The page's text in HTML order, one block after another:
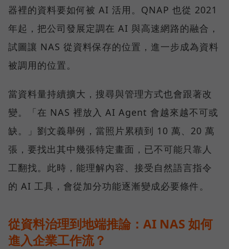
器裡的資料要如何被 AI 活用。QNAP 也從 2021
年起，把公司發展定調在 AI 與高速網路的融合，
試圖讓 NAS 從資料保存的位置，進一步成為資料
被調用的位置。
當資料量持續擴大，搜尋與管理方式也會跟著改
變。「在 NAS 裡放入 AI Agent 會越來越不可或
缺。」劉文義舉例，當照片累積到 10 萬、20 萬
張，要找出其中幾張特定畫面，已不可能只靠人
工翻找。此時，能理解內容、接受自然語言指令
的 AI 工具，會從加分功能逐漸變成必要條件。
從資料治理到地端推論：AI NAS 如何
進入企業工作流？